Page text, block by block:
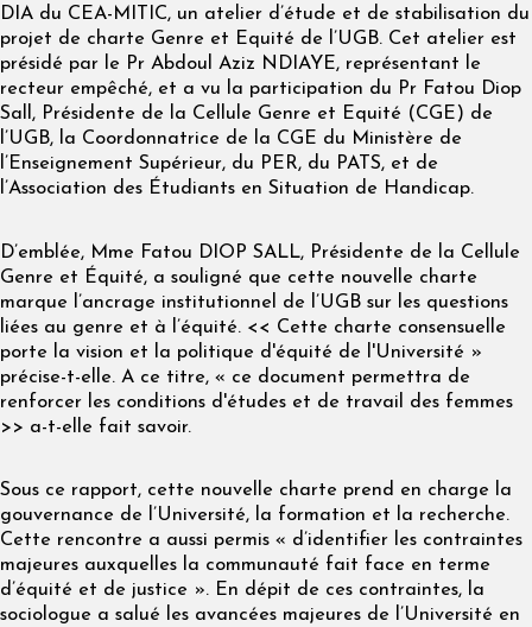
DIA du CEA-MITIC, un atelier d’étude et de stabilisation du
projet de charte Genre et Equité de l’UGB. Cet atelier est
présidé par le Pr Abdoul Aziz NDIAYE, représentant le
recteur empêché, et a vu la participation du Pr Fatou Diop
Sall, Présidente de la Cellule Genre et Equité (CGE) de
l’UGB, la Coordonnatrice de la CGE du Ministère de
l’Enseignement Supérieur, du PER, du PATS, et de
l’Association des Étudiants en Situation de Handicap.
D’emblée, Mme Fatou DIOP SALL, Présidente de la Cellule
Genre et Équité, a souligné que cette nouvelle charte
marque l’ancrage institutionnel de l’UGB sur les questions
liées au genre et à l’équité. << Cette charte consensuelle
porte la vision et la politique d'équité de l'Université »
précise-t-elle. A ce titre, « ce document permettra de
renforcer les conditions d'études et de travail des femmes
>> a-t-elle fait savoir.
Sous ce rapport, cette nouvelle charte prend en charge la
gouvernance de l’Université, la formation et la recherche.
Cette rencontre a aussi permis « d’identifier les contraintes
majeures auxquelles la communauté fait face en terme
d’équité et de justice ». En dépit de ces contraintes, la
sociologue a salué les avancées majeures de l’Université en